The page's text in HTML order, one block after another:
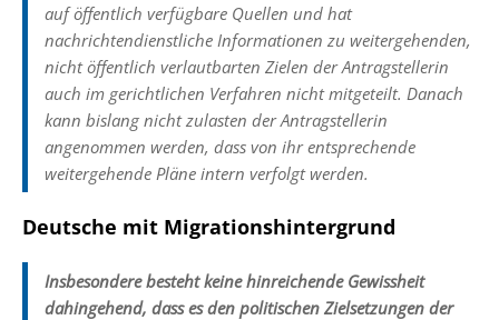
auf öffentlich verfügbare Quellen und hat
nachrichtendienstliche Informationen zu weitergehenden,
nicht öffentlich verlautbarten Zielen der Antragstellerin
auch im gerichtlichen Verfahren nicht mitgeteilt. Danach
kann bislang nicht zulasten der Antragstellerin
angenommen werden, dass von ihr entsprechende
weitergehende Pläne intern verfolgt werden.
Deutsche mit Migrationshintergrund
Insbesondere besteht keine hinreichende Gewissheit
dahingehend, dass es den politischen Zielsetzungen der